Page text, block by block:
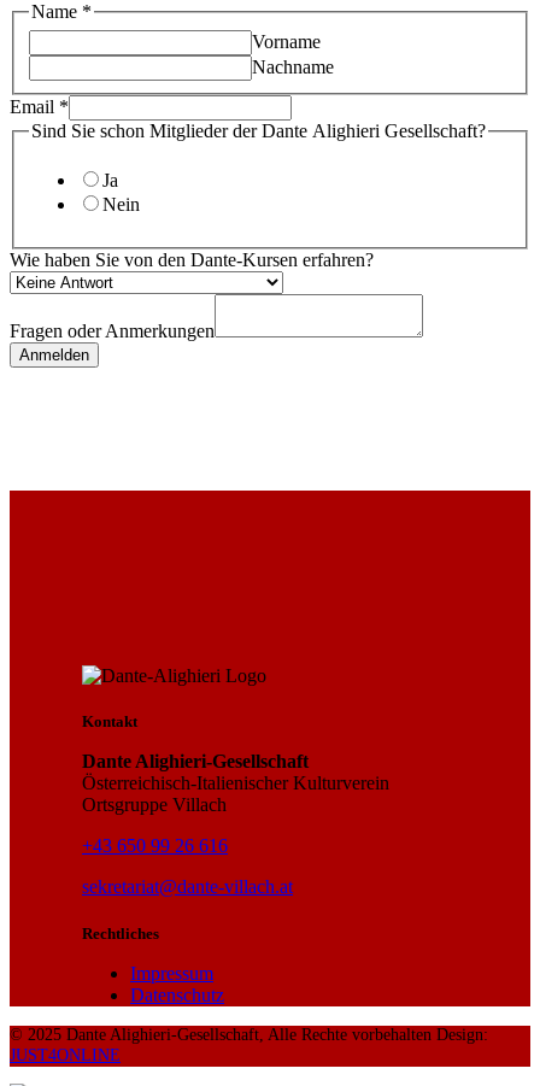
schon
Dante
Mitglieder
Name *
Vorname
Nachname
Email *
Sind Sie schon Mitglieder der Dante Alighieri Gesellschaft?
Ja
Nein
Wie haben Sie von den Dante-Kursen erfahren?
Fragen oder Anmerkungen
Anmelden
Kontakt
Dante Alighieri-Gesellschaft
Österreichisch-Italienischer Kulturverein
Ortsgruppe Villach
+43 650 99 26 616
sekretariat@dante-villach.at
Rechtliches
Impressum
Datenschutz
© 2025 Dante Alighieri-Gesellschaft, Alle Rechte vorbehalten Design:
JUST4ONLINE